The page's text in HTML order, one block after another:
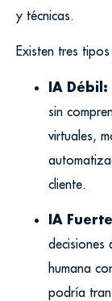
y técnicas.
Existen tres
IA Débil:
sin
virtuales,
cliente.
IA
decisiones
humana
podría